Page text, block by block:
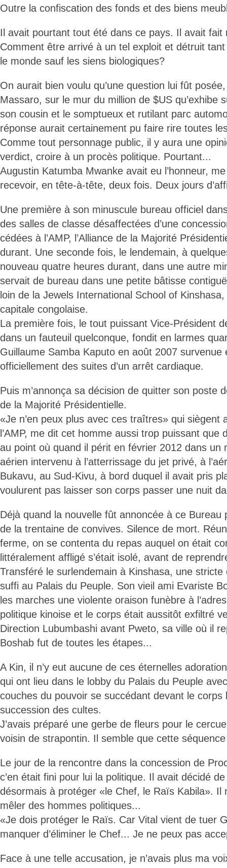
Outre la confiscation des fonds et des biens
Il avait pourtant tout été dans ce pays. Il avait fait
Comment être arrivé à un tel exploit et détruit
le monde sauf les siens biologiques?
On aurait bien voulu qu’une question lui fût
Massaro, sur le mur du million de $US qu’exhibe
son cousin et le somptueux et rutilant parc
réponse aurait certainement pu faire rire toutes
Comme tout personnage public, il y aura une
verdict, croire à un procès politique. Pourtant...
Augustin Katumba Mwanke avait eu l’honneur,
recevoir, en tête-à-tête, deux fois. Deux jours
Une première à son minuscule bureau officiel
des salles de classe désaffectées d’une
cédées à l’AMP, l’Alliance de la Majorité
durant. Une seconde fois, le lendemain, à
nouveau quatre heures durant, dans une autre
servait de bureau dans une petite bâtisse
loin de la Jewels International School of Kinshasa,
capitale congolaise.
La première fois, le tout puissant Vice-Président
dans un fauteuil quelconque, fondit en larmes
Guillaume Samba Kaputo en août 2007 survenue
officiellement des suites d’un arrêt cardiaque.
Puis m’annonça sa décision de quitter son poste
de la Majorité Présidentielle.
«Je n’en peux plus avec ces traîtres» qui siègent
l’AMP, me dit cet homme aussi trop puissant que
au point où quand il périt en février 2012 dans un
aérien intervenu à l’atterrissage du jet privé, à
Bukavu, au Sud-Kivu, à bord duquel il avait pris
voulurent pas laisser son corps passer une nuit
Déjà quand la nouvelle fût annoncée à ce Bureau
de la trentaine de convives. Silence de mort.
ferme, on se contenta du repas auquel on était
littéralement affligé s’était isolé, avant de
Transféré le surlendemain à Kinshasa, une
suffi au Palais du Peuple. Son vieil ami Evariste
les marches une violente oraison funèbre à
politique kinoise et le corps était aussitôt exfiltré
Direction Lubumbashi avant Pweto, sa ville où il
Boshab fut de toutes les étapes...
A Kin, il n’y eut aucune de ces éternelles
qui ont lieu dans le lobby du Palais du Peuple
couches du pouvoir se succédant devant le corps
succession des cultes.
J’avais préparé une gerbe de fleurs pour le
voisin de strapontin. Il semble que cette
Le jour de la rencontre dans la concession de
c’en était fini pour lui la politique. Il avait décidé
désormais à protéger «le Chef, le Raïs Kabila». Il
mêler des hommes politiques...
«Je dois protéger le Raïs. Car Vital vient de tuer
manquer d’éliminer le Chef... Je ne peux pas
Face à une telle accusation, je n’avais plus ma